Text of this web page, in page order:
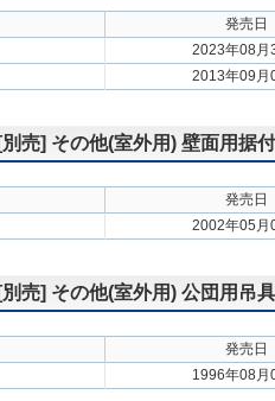
発売日
2023年08月
2013年09月
売] その他(室外用) 壁面用据
発売日
2002年05月
売] その他(室外用) 公団用吊具
発売日
1996年08月